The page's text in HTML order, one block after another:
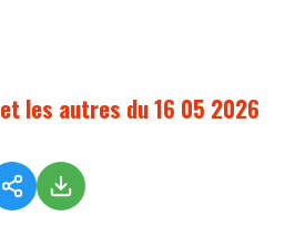
les autres du 16 05 2026